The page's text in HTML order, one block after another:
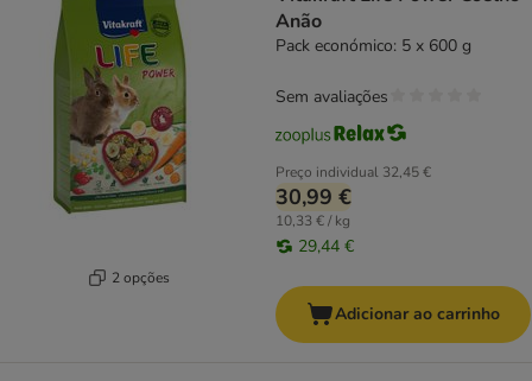
2 opções
Anão
Pack económico: 5 x 600 g
Preço individual 32,45 €
30,99 €
10,33 € / kg
29,44 €
Sem avaliações
Adicionar ao carrinho